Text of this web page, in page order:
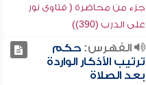
جزء من محاضرة ( فتاوى نور
على الدرب (390))
الفهرس:حكم
ترتيب الأذكار الواردة
بعد الصلاة